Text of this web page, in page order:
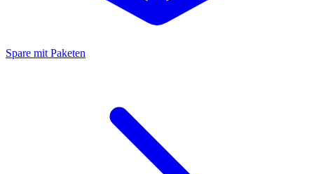
Spare mit Paketen